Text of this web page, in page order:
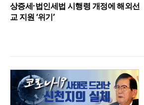
상증세·법인세법 시행령 개정에 해외선
교 지원 ‘위기’